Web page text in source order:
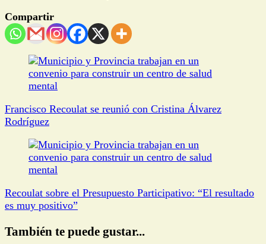
Compartir
Navegación
Francisco Recoulat se reunió con Cristina Álvarez
Rodríguez
Recoulat sobre el Presupuesto Participativo: “El resultado
es muy positivo”
También te puede gustar...